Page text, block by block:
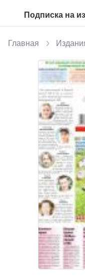
Подписка на
Главная